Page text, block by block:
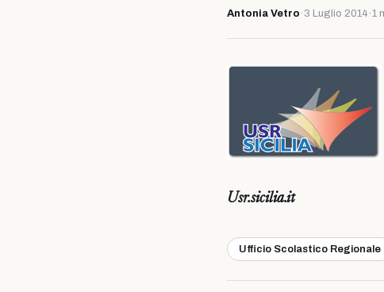
Antonia Vetro · 3 Luglio 2014 ·1
Usr.sicilia.it
Ufficio Scolastico Regionale